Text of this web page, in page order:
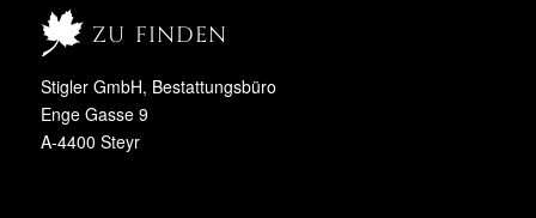
zu finden
Stigler GmbH, Bestattungsbüro
Enge Gasse 9
A-4400 Steyr